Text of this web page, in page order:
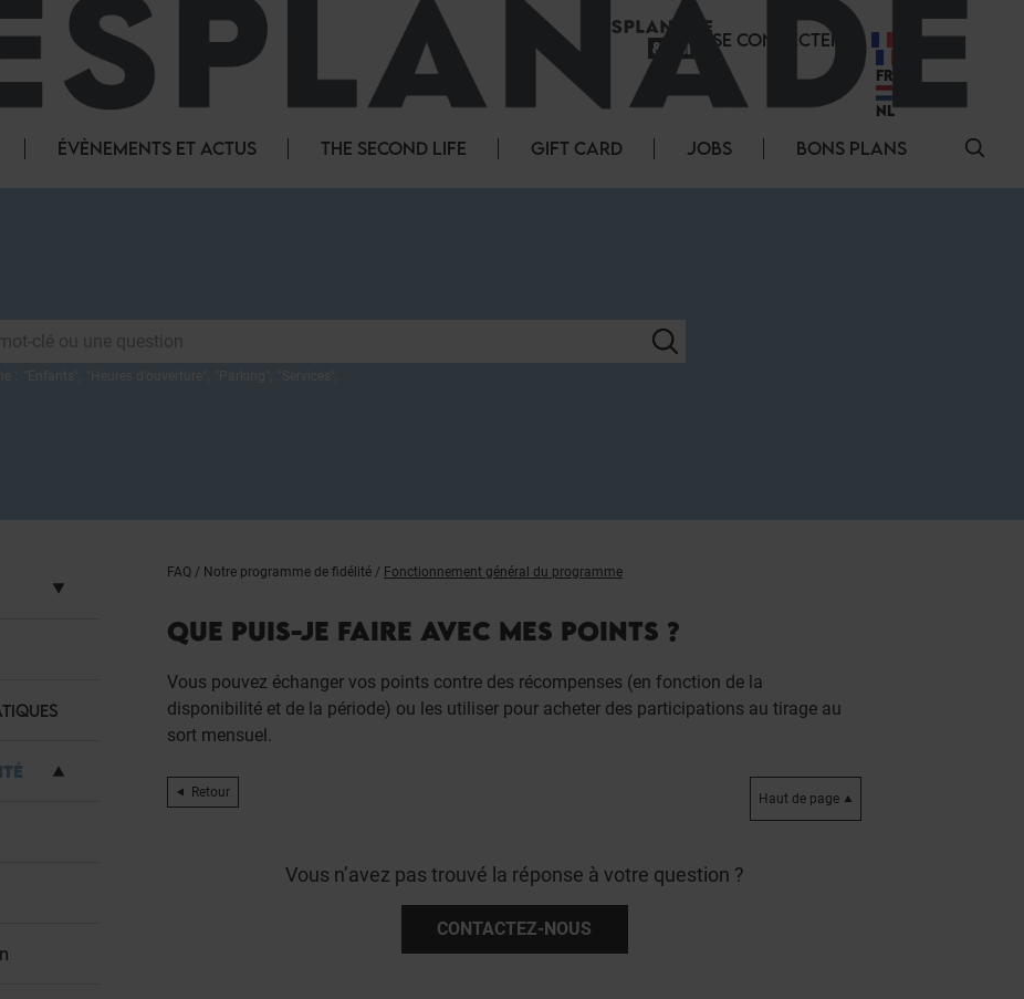
SE CONNECTER
FR
NL
ÉVÈNEMENTS ET ACTUS THE SECOND LIFE GIFT CARD JOBS BONS PLANS
FAQ / Notre programme de fidélité / Fonctionnement général du programme
QUE PUIS-JE FAIRE AVEC MES POINTS ?
Vous pouvez échanger vos points contre des récompenses (en fonction de la
disponibilité et de la période) ou les utiliser pour acheter des participations au tirage au
sort mensuel.
Retour Haut de page
Vous n’avez pas trouvé la réponse à votre question ?
CONTACTEZ-NOUS